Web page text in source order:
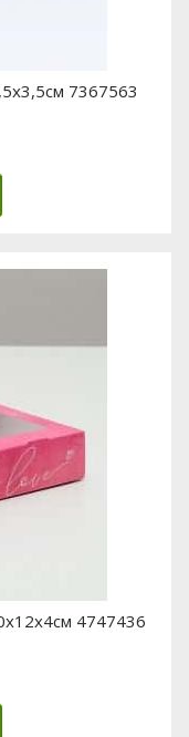
7367563
4747436